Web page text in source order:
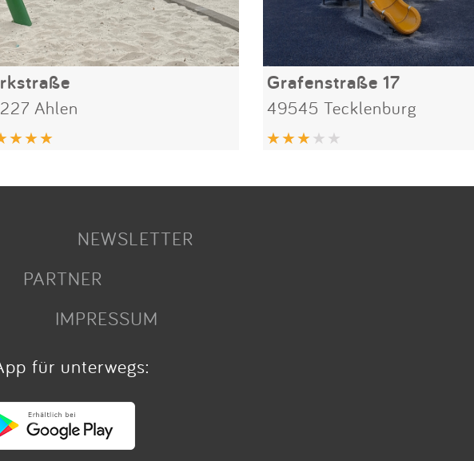
Ahlen
Grafenstraße 17
49545 Tecklenburg
NEWSLETTER
PARTNER
IMPRESSUM
für unterwegs: